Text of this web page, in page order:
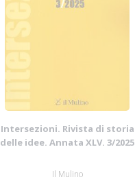
Intersezioni. Rivista di storia
delle idee. Annata XLV. 3/2025
Il Mulino